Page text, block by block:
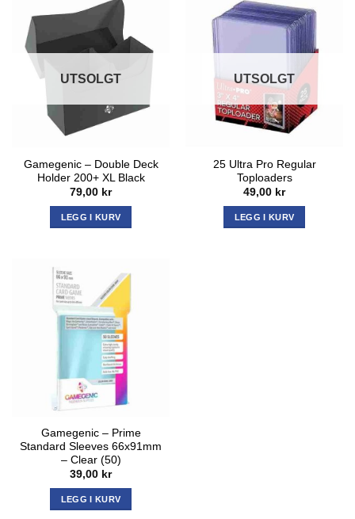
UTSOLGT
Gamegenic – Double Deck
Holder 200+ XL Black
79,00 kr
LEGG I KURV
UTSOLGT
25 Ultra Pro Regular
Toploaders
49,00 kr
LEGG I KURV
Gamegenic – Prime
Standard Sleeves 66x91mm
– Clear (50)
39,00 kr
LEGG I KURV